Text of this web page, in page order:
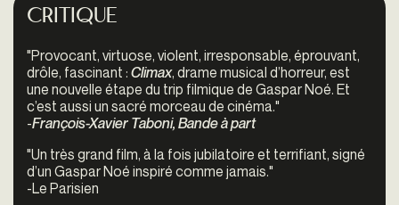
Critique
"Provocant, virtuose, violent, irresponsable, éprouvant,
drôle, fascinant : Climax, drame musical d’horreur, est
une nouvelle étape du trip filmique de Gaspar Noé. Et
c’est aussi un sacré morceau de cinéma."
-François-Xavier Taboni, Bande à part
"Un très grand film, à la fois jubilatoire et terrifiant, signé
d’un Gaspar Noé inspiré comme jamais."
-Le Parisien